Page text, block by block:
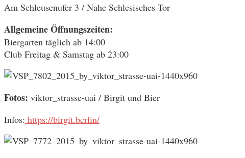
Am Schleusenufer 3 / Nahe Schlesisches Tor
Allgemeine Öffnungszeiten:
Biergarten täglich ab 14:00
Club Freitag & Samstag ab 23:00
Fotos: viktor_strasse-uai / Birgit und Bier
Infos: https://birgit.berlin/